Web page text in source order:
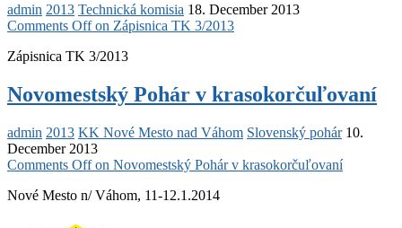
admin 2013 Technická komisia 18. December 2013
Comments Offon Zápisnica TK 3/2013
Zápisnica TK 3/2013
Novomestský Pohár v krasokorčuľovaní
admin 2013 KK Nové Mesto nad Váhom Slovenský pohár 10.
December 2013
Comments Offon Novomestský Pohár v krasokorčuľovaní
Nové Mesto n/ Váhom, 11-12.1.2014